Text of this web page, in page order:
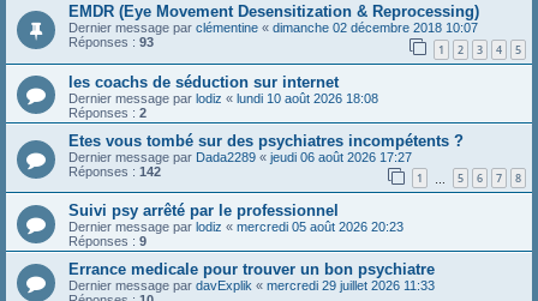
EMDR (Eye Movement Desensitization & Reprocessing)
Dernier message par clémentine « dimanche 02 décembre 2018 10:07
Réponses : 93 1 2 3 4 5
les coachs de séduction sur internet
Dernier message par lodiz « lundi 10 août 2026 18:08
Réponses : 2
Etes vous tombé sur des psychiatres incompétents ?
Dernier message par Dada2289 « jeudi 06 août 2026 17:27
Réponses : 142 1 5 6 7 8
Suivi psy arrêté par le professionnel
Dernier message par lodiz « mercredi 05 août 2026 20:23
Réponses : 9
Errance medicale pour trouver un bon psychiatre
Dernier message par davExplik « mercredi 29 juillet 2026 11:33